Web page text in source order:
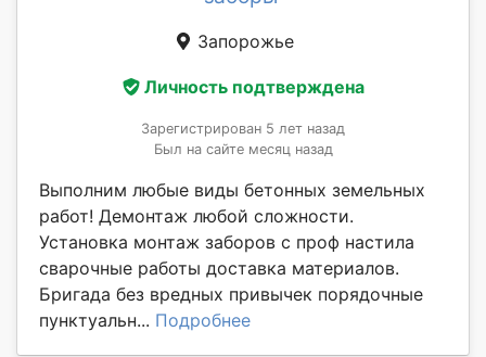
Запорожье
Личность подтверждена
Зарегистрирован 5 лет назад
Был на сайте месяц назад
Выполним любые виды бетонных земельных
работ! Демонтаж любой сложности.
Установка монтаж заборов с проф настила
сварочные работы доставка материалов.
Бригада без вредных привычек порядочные
пунктуальн... Подробнее